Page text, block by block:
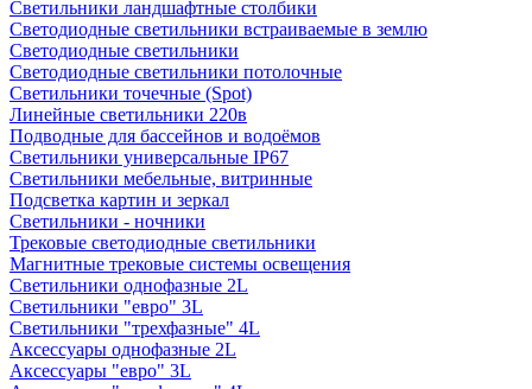
Светильники ландшафтные столбики
Светодиодные светильники встраиваемые в землю
Светодиодные светильники
Светодиодные светильники потолочные
Светильники точечные (Spot)
Линейные светильники 220в
Подводные для бассейнов и водоёмов
Светильники универсальные IP67
Светильники мебельные, витринные
Подсветка картин и зеркал
Светильники - ночники
Трековые светодиодные светильники
Магнитные трековые системы освещения
Светильники однофазные 2L
Светильники "евро" 3L
Светильники "трехфазные" 4L
Аксессуары однофазные 2L
Аксессуары "евро" 3L